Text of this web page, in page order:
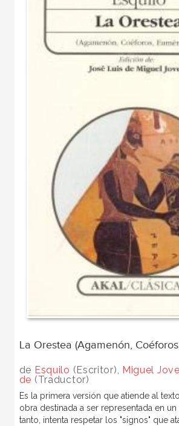
La Orestea (Agamenón,
de Esquilo (Escritor), Miguel
de (Traductor)
Es la primera versión que atiende al
obra destinada a ser representada en
tanto, intenta respetar los "signos" que